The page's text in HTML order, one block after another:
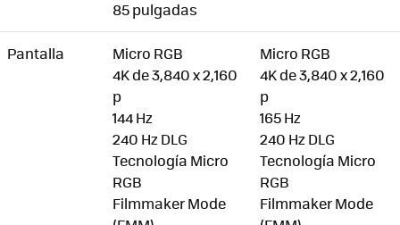
85 pulgadas
Pantalla
Micro RGB
4K de 3,840 x 2,160
p
144 Hz
240 Hz DLG
Tecnología Micro
RGB
Filmmaker Mode
Micro RGB
4K de 3,840 x 2,160
p
165 Hz
240 Hz DLG
Tecnología Micro
RGB
Filmmaker Mode